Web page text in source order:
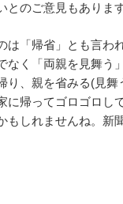
とのご意見もあります
は「帰省」とも言わ
なく「両親を見舞う
り、親を省みる(見舞
に帰ってゴロゴロし
もしれませんね。新